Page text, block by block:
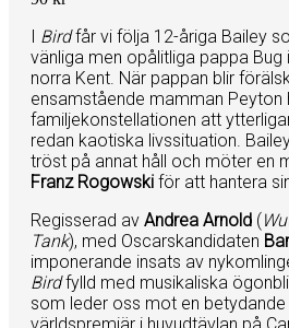
Birdfår vi följa 12-åriga Bailey
vänliga men opålitliga pappa Bug
norra Kent. När pappan blir
ensamstående mamman Peyton
familjekonstellationen att
redan kaotiska livssituation.
tröst på annat håll och möter en
Franz Rogowski för att hantera
Regisserad av Andrea Arnold (
Tank), med Oscarskandidaten
imponerande insats av
Birdfylld med musikaliska
som leder oss mot en betydande